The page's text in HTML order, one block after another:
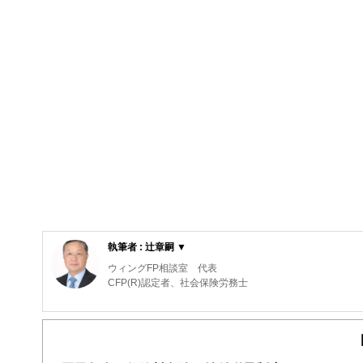
執筆者 : 辻章嗣 ▼
ウィングFP相談室 代表
CFP(R)認定者、社会保険労務士
元航空自衛隊の戦闘機パイロット。在職中にCFP(R)、社
安を軽減するための資金計画や家計の見直しをお手伝い